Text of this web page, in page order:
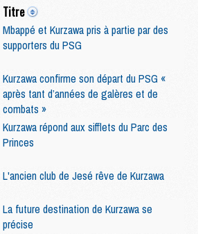
Titre
Mbappé et Kurzawa pris à partie par des
supporters du PSG
Kurzawa confirme son départ du PSG «
après tant d’années de galères et de
combats »
Kurzawa répond aux sifflets du Parc des
Princes
L'ancien club de Jesé rêve de Kurzawa
La future destination de Kurzawa se
précise